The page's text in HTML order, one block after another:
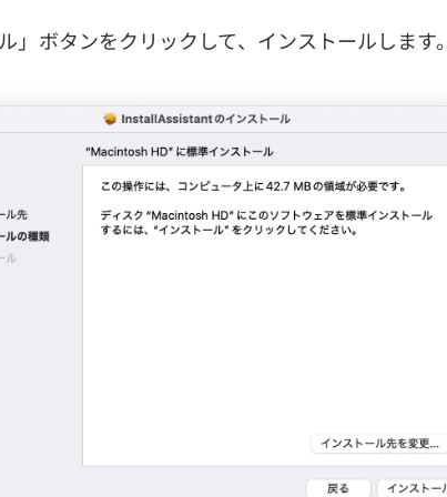
」ボタンをクリックして、インストールします